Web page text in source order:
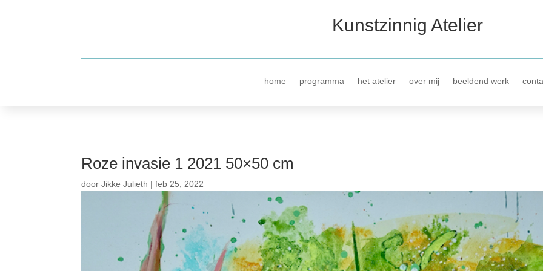
Kunstzinnig Atelier
home programma het atelier over mij beeldend werk
Roze invasie 1 2021 50×50 cm
doorJikke Julieth |feb 25, 2022